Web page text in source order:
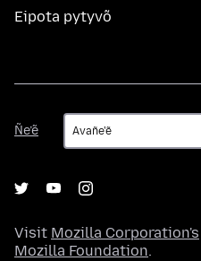
Eipota pytyvõ
Ñe’ẽ
Ñe’ẽ
Visit Mozilla Corporation's
Mozilla Foundation.